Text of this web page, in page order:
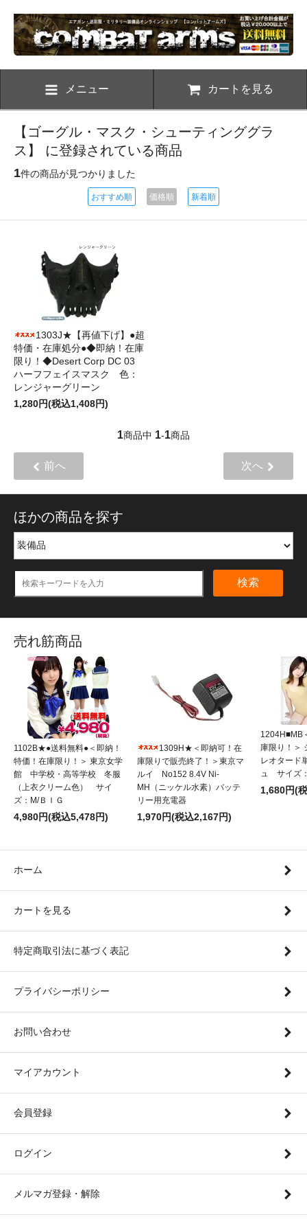
メニュー カートを見る
【ゴーグル・マスク・シューティンググラ
ス】 に登録されている商品
1件の商品が見つかりました
おすすめ順 価格順 新着順
1303J★【再値下げ】●超
特価・在庫処分●◆即納！在庫
限り！◆Desert Corp DC 03
ハーフフェイスマスク 色：
レンジャーグリーン
1,280円(税込1,408円)
1商品中 1-1商品
前へ 次へ
ほかの商品を探す
検索
売れ筋商品
1102B★●送料無料●＜即納！
特価！在庫限り！＞ 東京女学
館 中学校・高等学校 冬服
（上衣クリーム色） サイ
ズ：M/ＢＩＧ
4,980円(税込5,478円)
1309H★＜即納可！在
庫限りで販売終了！＞東京マ
ルイ No152 8.4V Ni-
MH（ニッケル水素）バッテ
リー用充電器
1,970円(税込2,167円)
1204H■MB
庫限り！＞
レオタード
ュ サイズ
1,680円(
ホーム
カートを見る
特定商取引法に基づく表記
プライバシーポリシー
お問い合わせ
マイアカウント
会員登録
ログイン
メルマガ登録・解除